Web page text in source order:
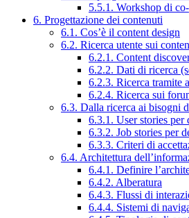
5.5.1. Workshop di
6. Progettazione dei contenuti
6.1. Cos’è il content design
6.2. Ricerca utente sui
6.2.1. Content
6.2.2. Dati di ricerca
6.2.3. Ricerca tramite
6.2.4. Ricerca sui
6.3. Dalla ricerca ai bisogni
6.3.1. User stories
6.3.2. Job stories per
6.3.3. Criteri di
6.4. Architettura
6.4.1. Definire
6.4.2. Alberatura
6.4.3. Flussi di
6.4.4. Sistemi di